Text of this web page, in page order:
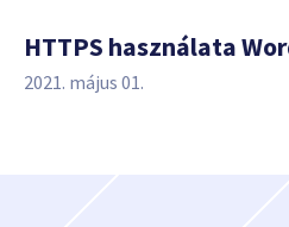
HTTPS használata
2021. május 01.